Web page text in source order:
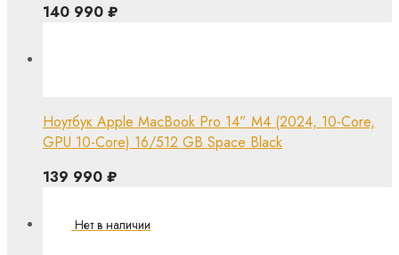
140 990 ₽
Ноутбук Apple MacBook Pro 14” M4 (2024, 10-Core,
GPU 10-Core) 16/512 GB Space Black
139 990 ₽